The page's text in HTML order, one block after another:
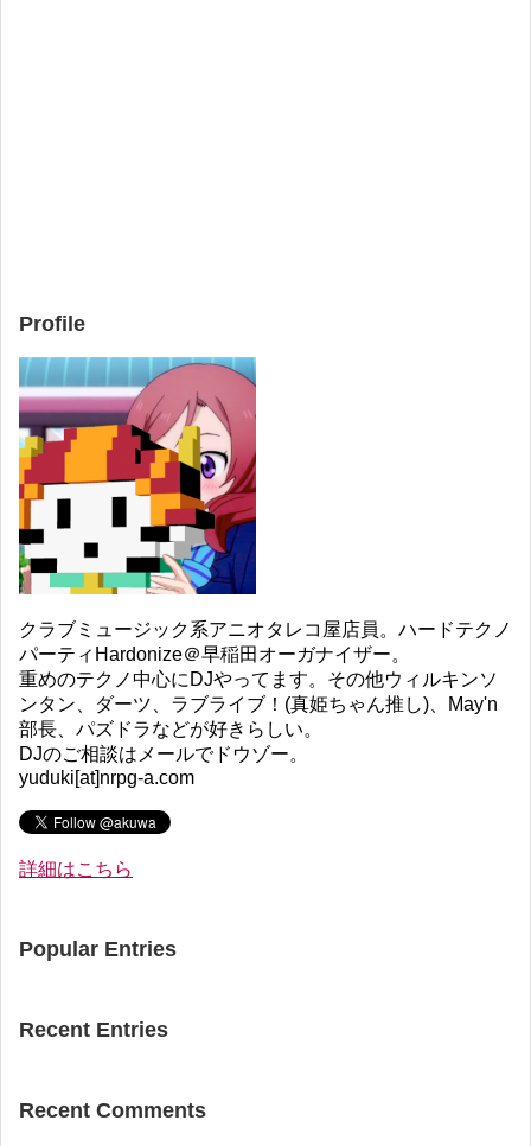
Profile
クラブミュージック系アニオタレコ屋店員。ハードテクノ
パーティHardonize＠早稲田オーガナイザー。
重めのテクノ中心にDJやってます。その他ウィルキンソ
ンタン、ダーツ、ラブライブ！(真姫ちゃん推し)、May'n
部長、パズドラなどが好きらしい。
DJのご相談はメールでドウゾー。
yuduki[at]nrpg-a.com
詳細はこちら
Popular Entries
Recent Entries
Recent Comments